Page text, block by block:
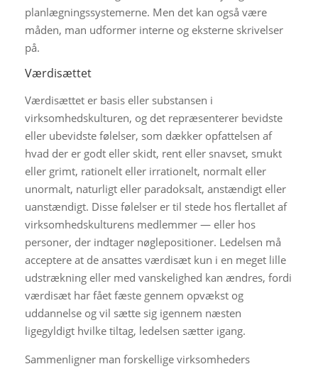
planlægningssystemerne. Men det kan også være
måden, man udformer interne og eksterne skrivelser
på.
Værdisættet
Værdisættet er basis eller substansen i
virksomhedskulturen, og det repræsenterer bevidste
eller ubevidste følelser, som dækker opfattelsen af
hvad der er godt eller skidt, rent eller snavset, smukt
eller grimt, rationelt eller irrationelt, normalt eller
unormalt, naturligt eller paradoksalt, anstændigt eller
uanstændigt. Disse følelser er til stede hos flertallet af
virksomhedskulturens medlemmer — eller hos
personer, der indtager nøglepositioner. Ledelsen må
acceptere at de ansattes værdisæt kun i en meget lille
udstrækning eller med vanskelighed kan ændres, fordi
værdisæt har fået fæste gennem opvækst og
uddannelse og vil sætte sig igennem næsten
ligegyldigt hvilke tiltag, ledelsen sætter igang.
Sammenligner man forskellige virksomheders